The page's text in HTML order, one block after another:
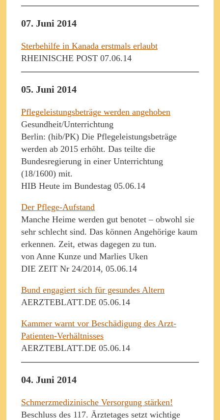
07. Juni 2014
Sterbehilfe in Kanada erstmals erlaubt
RHEINISCHE POST 07.06.14
05. Juni 2014
Pflegeleistungsbeträge werden angehoben
Gesundheit/Unterrichtung
Berlin: (hib/PK) Die Pflegeleistungsbeträge
werden ab 2015 erhöht. Das teilte die
Bundesregierung in einer Unterrichtung
(18/1600) mit.
HIB Heute im Bundestag 05.06.14
Der Pflege-Aufstand
Manche Heime werden gut benotet – obwohl sie
sehr schlecht sind. Das können Angehörige kaum
erkennen. Zeit, etwas dagegen zu tun.
von Anne Kunze und Marlies Uken
DIE ZEIT Nr 24/2014, 05.06.14
Bund engagiert sich für gesundes Altern
AERZTEBLATT.DE 05.06.14
Kammer warnt vor Beschädigung des Arzt-
Patienten-Verhältnisses
AERZTEBLATT.DE 05.06.14
04. Juni 2014
Schmerzmedizinische Versorgung stärken!
Beschluss des 117. Ärztetages setzt wichtige